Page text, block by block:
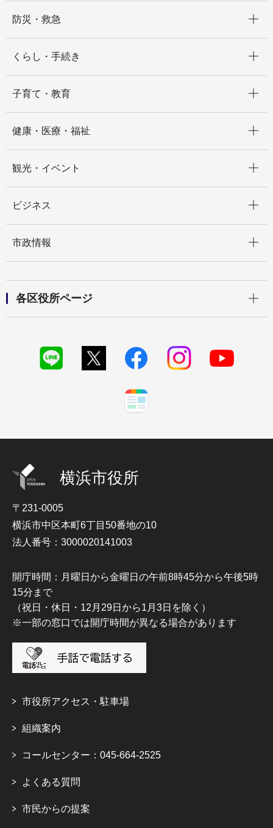
防災・救急
くらし・手続き
子育て・教育
健康・医療・福祉
観光・イベント
ビジネス
市政情報
各区役所ページ
横浜市役所
〒231-0005
横浜市中区本町6丁目50番地の10
法人番号：3000020141003
開庁時間：月曜日から金曜日の午前8時45分から午後5時
15分まで
（祝日・休日・12月29日から1月3日を除く）
※一部の窓口では開庁時間が異なる場合があります
市役所アクセス・駐車場
組織案内
コールセンター：045-664-2525
よくある質問
市民からの提案